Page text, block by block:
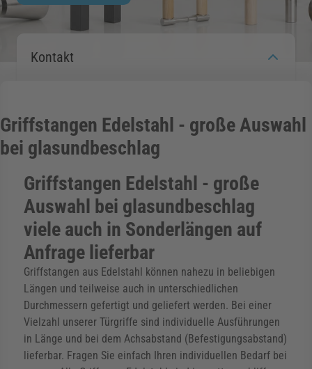
für Kategorie Zargen anzeigen
für Kategorie Angebote anzeigen
Kontakt
Griffstangen Edelstahl - große Auswahl
bei glasundbeschlag
Griffstangen Edelstahl - große
Auswahl bei glasundbeschlag
viele auch in Sonderlängen auf
Anfrage lieferbar
Griffstangen aus Edelstahl können nahezu in beliebigen
Längen und teilweise auch in unterschiedlichen
Durchmessern gefertigt und geliefert werden. Bei einer
Vielzahl unserer Türgriffe sind individuelle Ausführungen
in Länge und bei dem Achsabstand (Befestigungsabstand)
lieferbar. Fragen Sie einfach Ihren individuellen Bedarf bei